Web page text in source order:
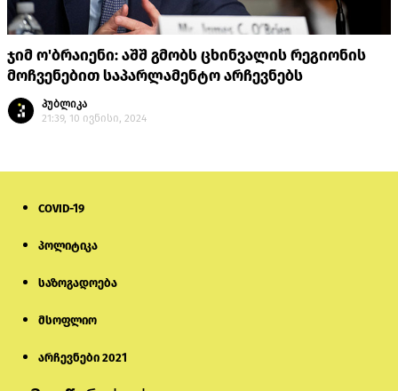
ჯიმ ო'ბრაიენი: აშშ გმობს ცხინვალის რეგიონის
მოჩვენებით საპარლამენტო არჩევნებს
პუბლიკა
21:39, 10 ივნისი, 2024
COVID-19
პოლიტიკა
საზოგადოება
მსოფლიო
არჩევნები 2021